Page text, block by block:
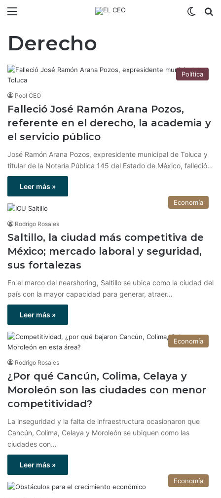
Derecho
Política
Pool CEO
Falleció José Ramón Arana Pozos,
referente en el derecho, la academia y
el servicio público
José Ramón Arana Pozos, expresidente municipal de Toluca y
titular de la Notaría Pública 145 del Estado de México, falleció…
Leer más »
Economía
Rodrigo Rosales
Saltillo, la ciudad más competitiva de
México; mercado laboral y seguridad,
sus fortalezas
En el marco del nearshoring, Saltillo se ubica como la ciudad del
país con la mayor capacidad para generar, atraer…
Leer más »
Economía
Rodrigo Rosales
¿Por qué Cancún, Colima, Celaya y
Moroleón son las ciudades con menor
competitividad?
La inseguridad y la falta de infraestructura ocasionaron que
Cancún, Colima, Celaya y Moroleón se ubiquen como las
ciudades con…
Leer más »
Economía